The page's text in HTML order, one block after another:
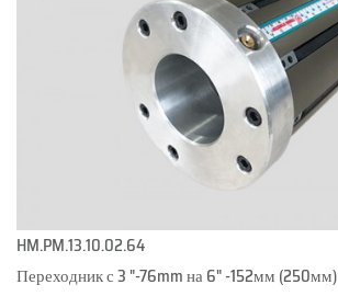
HM.PM.13.10.02.64
Переходник с 3 "-76mm на 6" -152мм (250мм)